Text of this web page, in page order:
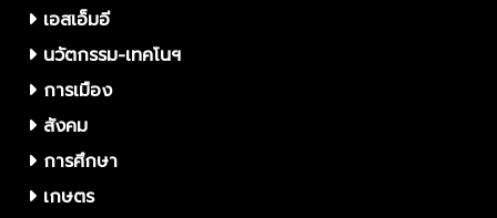
เอสเอ็มอี
นวัตกรรม-เทคโนฯ
การเมือง
สังคม
การศึกษา
เกษตร